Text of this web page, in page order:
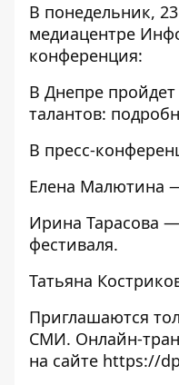
В понедельник,
медиацентре
конференция:
В Днепре
талантов:
В пресс-
Елена Малютина
Ирина Тарасова
фестиваля.
Татьяна
Приглашаются
СМИ. Онлайн-
на сайте https://